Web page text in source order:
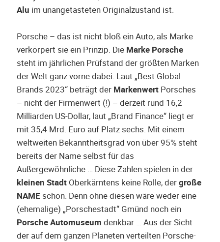
Alu im unangetasteten Originalzustand ist.
Porsche – das ist nicht bloß ein Auto, als Marke
verkörpert sie ein Prinzip. Die Marke Porsche
steht im jährlichen Prüfstand der größten Marken
der Welt ganz vorne dabei. Laut „Best Global
Brands 2023“ beträgt der Markenwert Porsches
– nicht der Firmenwert (!) – derzeit rund 16,2
Milliarden US-Dollar, laut „Brand Finance“ liegt er
mit 35,4 Mrd. Euro auf Platz sechs. Mit einem
weltweiten Bekanntheitsgrad von über 95% steht
bereits der Name selbst für das
Außergewöhnliche … Diese Zahlen spielen in der
kleinen Stadt Oberkärntens keine Rolle, dergroße
NAME schon. Denn ohne diesen wäre weder eine
(ehemalige) „Porschestadt“ Gmünd noch ein
Porsche Automuseum denkbar … Aus der Sicht
der auf dem ganzen Planeten verteilten Porsche-